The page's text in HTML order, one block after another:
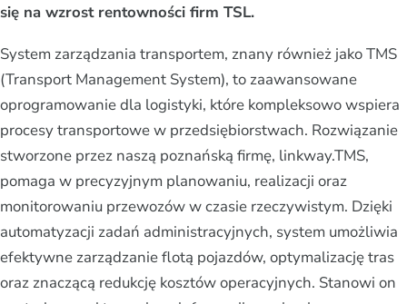
się na wzrost rentowności firm TSL.
System zarządzania transportem, znany również jako TMS
(Transport Management System), to zaawansowane
oprogramowanie dla logistyki, które kompleksowo wspiera
procesy transportowe w przedsiębiorstwach. Rozwiązanie
stworzone przez naszą poznańską firmę, linkway.TMS,
pomaga w precyzyjnym planowaniu, realizacji oraz
monitorowaniu przewozów w czasie rzeczywistym. Dzięki
automatyzacji zadań administracyjnych, system umożliwia
efektywne zarządzanie flotą pojazdów, optymalizację tras
oraz znaczącą redukcję kosztów operacyjnych. Stanowi on